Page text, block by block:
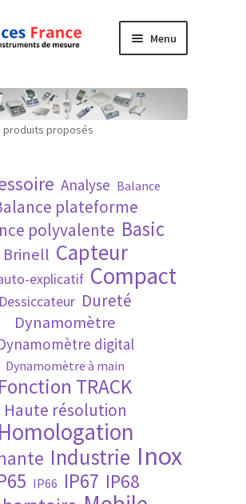
Menu
de confidentialité
matière de remboursements et
avancée
de la commande
produits proposés
Analyse Balance
plateforme
polyvalente Basic
Brinell Capteur
explicatif Compact
Dessiccateur Dureté
Dynamomètre
digital
Dynamomètre à main
Fonction TRACK
Haute résolution
Homologation
Industrie Inox
IP66 IP67 IP68